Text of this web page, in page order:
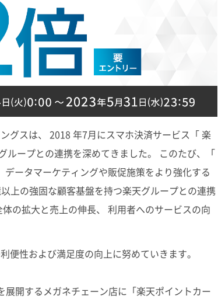
グスは、 2018 年7月にスマホ決済サービス「 楽
ループとの連携を深めてきました。 このたび、「
ータマーケティングや販促施策をより強化する
上の強固な顧客基盤を持つ楽天グループとの連携
の拡大と売上の伸長、 利用者へのサービスの向
便性および満足度の向上に努めていきます。
展開するメガネチェーン店に「楽天ポイントカー